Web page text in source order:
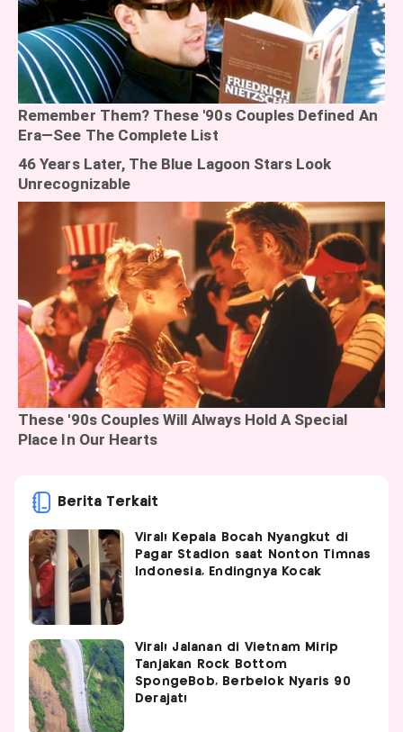
Berita Terkait
Viral! Kepala Bocah Nyangkut di
Pagar Stadion saat Nonton Timnas
Indonesia, Endingnya Kocak
Viral! Jalanan di Vietnam Mirip
Tanjakan Rock Bottom
SpongeBob, Berbelok Nyaris 90
Derajat!